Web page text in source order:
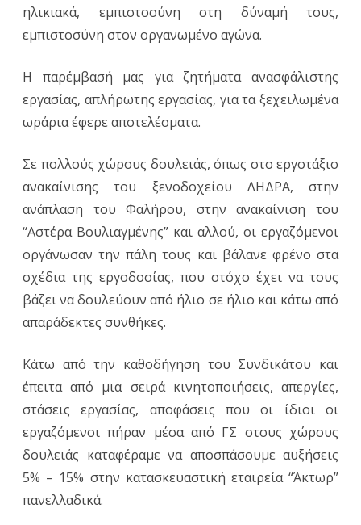
ηλικιακά, εμπιστοσύνη στη δύναμή τους,
εμπιστοσύνη στον οργανωμένο αγώνα.
Η παρέμβασή μας για ζητήματα ανασφάλιστης
εργασίας, απλήρωτης εργασίας, για τα ξεχειλωμένα
ωράρια έφερε αποτελέσματα.
Σε πολλούς χώρους δουλειάς, όπως στο εργοτάξιο
ανακαίνισης του ξενοδοχείου ΛΗΔΡΑ, στην
ανάπλαση του Φαλήρου, στην ανακαίνιση του
“Αστέρα Βουλιαγμένης” και αλλού, οι εργαζόμενοι
οργάνωσαν την πάλη τους και βάλανε φρένο στα
σχέδια της εργοδοσίας, που στόχο έχει να τους
βάζει να δουλεύουν από ήλιο σε ήλιο και κάτω από
απαράδεκτες συνθήκες.
Κάτω από την καθοδήγηση του Συνδικάτου και
έπειτα από μια σειρά κινητοποιήσεις, απεργίες,
στάσεις εργασίας, αποφάσεις που οι ίδιοι οι
εργαζόμενοι πήραν μέσα από ΓΣ στους χώρους
δουλειάς καταφέραμε να αποσπάσουμε αυξήσεις
5% – 15% στην κατασκευαστική εταιρεία “Άκτωρ”
πανελλαδικά.